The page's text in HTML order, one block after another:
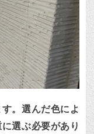
。選んだ色によ
選ぶ必要があり